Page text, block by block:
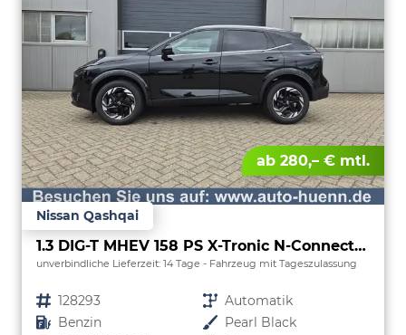
ab 280,– € mtl.
Nissan Qashqai
1.3 DIG-T MHEV 158 PS X-Tronic N-Connecta Teil-Leder PanoGlasdach Klimaautomatik Sitzheizung Lenkradheizung Navi ACC PDC v+h 360°Kamera DAB Bluetooth Touchscreen Apple CarPlay Android Auto 18"LM
unverbindliche Lieferzeit: 14 Tage Fahrzeug mit Tageszulassung
Fahrzeugnr. 128293 Getriebe Automatik
Kraftstoff Benzin Außenfarbe Pearl Black